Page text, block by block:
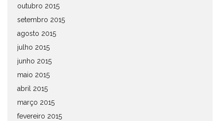
outubro 2015
setembro 2015
agosto 2015
julho 2015
junho 2015
maio 2015
abril 2015
março 2015
fevereiro 2015